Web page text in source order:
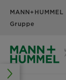
MANN+HUMMEL
Gruppe